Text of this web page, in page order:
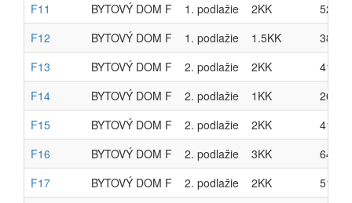
F11
BYTOVÝ DOM F 1. podlažie 2KK
52.48
F12
BYTOVÝ DOM F 1. podlažie 1.5KK
38.10
F13
BYTOVÝ DOM F 2. podlažie 2KK
41.86
F14
BYTOVÝ DOM F 2. podlažie 1KK
26.78
F15
BYTOVÝ DOM F 2. podlažie 2KK
41.21
F16
BYTOVÝ DOM F 2. podlažie 3KK
64.10
F17
BYTOVÝ DOM F 2. podlažie 2KK
51.07